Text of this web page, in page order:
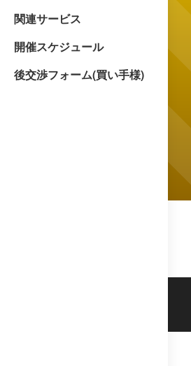
関連サービス
開催スケジュール
後交渉フォーム(買い手様)